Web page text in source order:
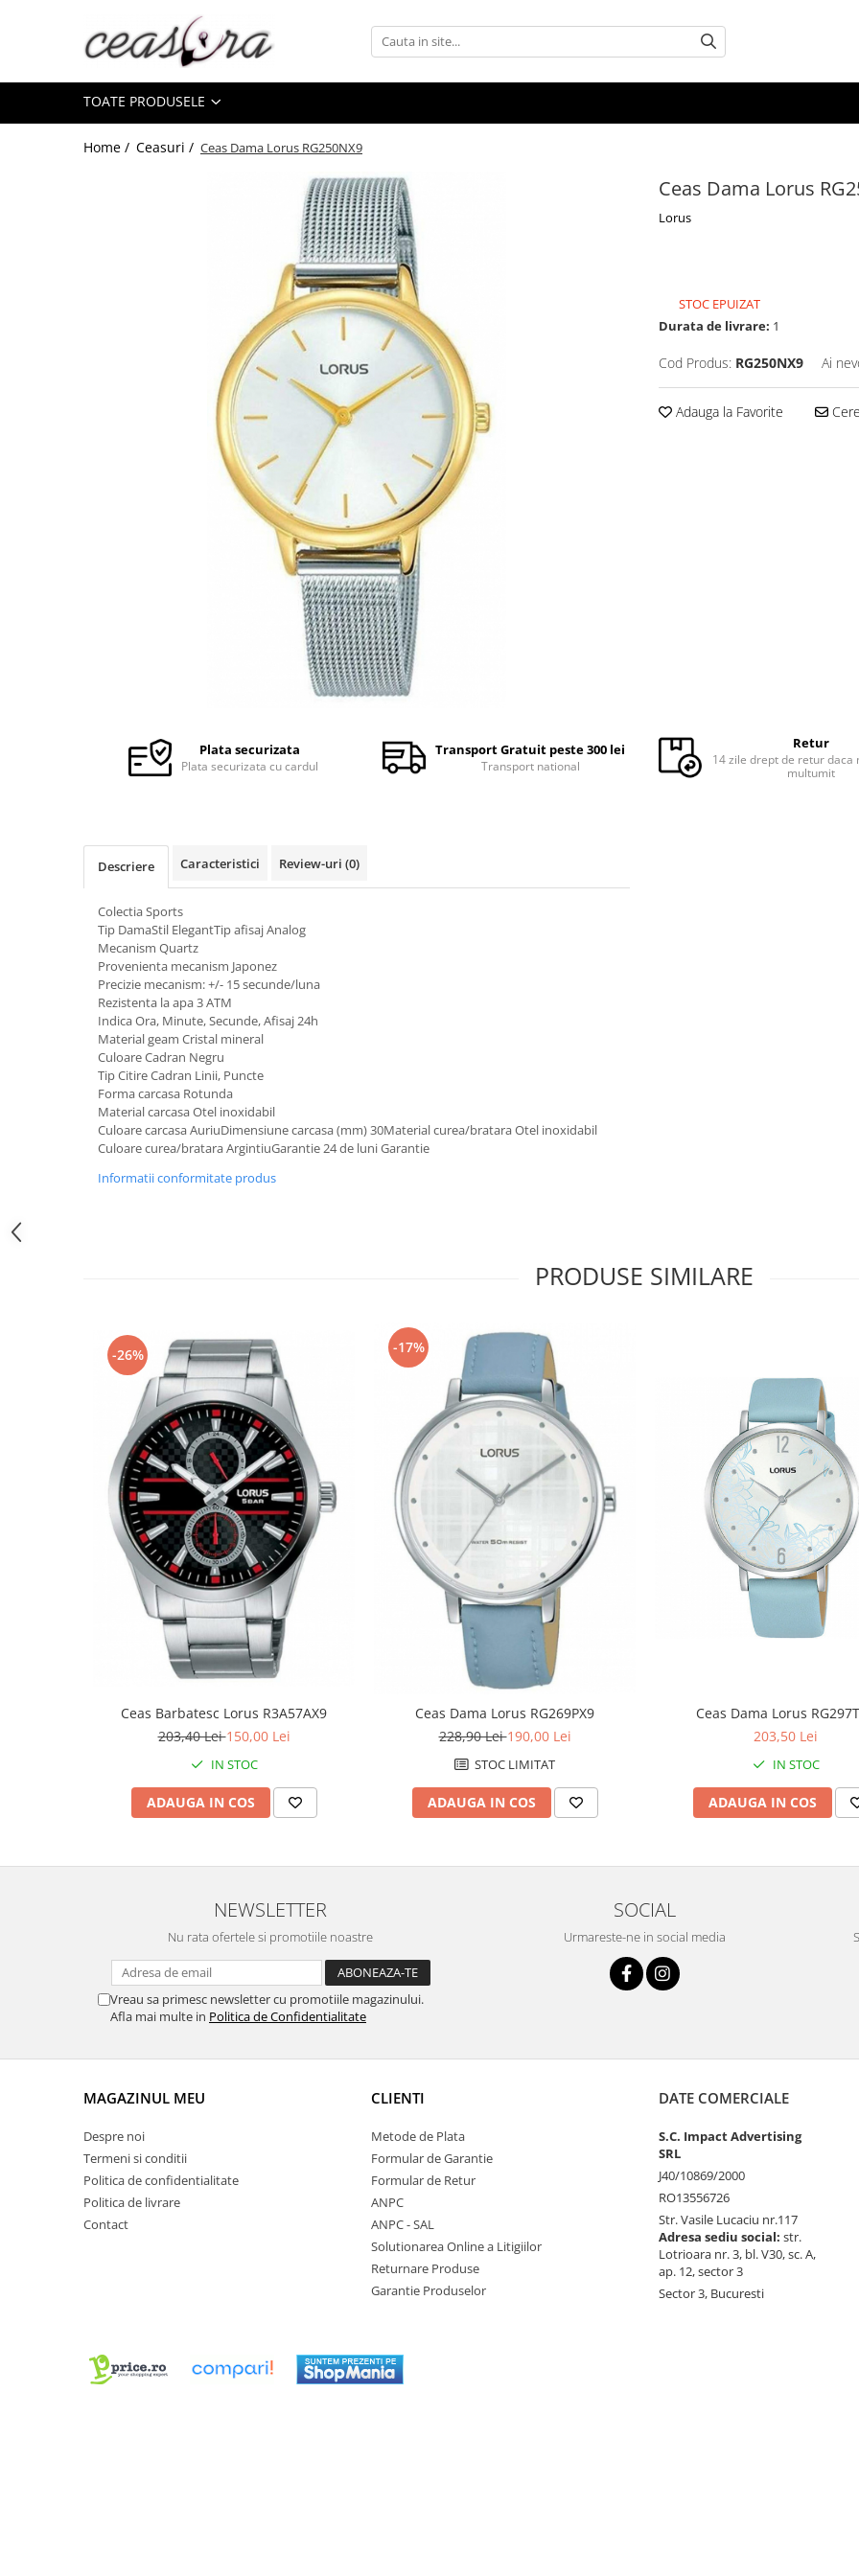
Toate Produsele
AA, AAA, 9V
Accesorii baterii
Curele Casio
Curele cauciuc
Curele Garmin
Curele metalice
Curele militare
Curele Samsung Watch
Curele textile
Handmade / Bijutieri
Ciocane Miniatura
Dispozitive Bratari
Mandrine si Burghie
Modelarea Metalului
Nicovale si Suporti
Turnare, Lipire, Finisare
PROMOTII Curele Apple Watch
PROMOTII Curele Garmin
PROMOTII Scule Bijutier
PROMOTII Scule Ceasornicar
Scule si Accesorii Ceasuri
Curatare si Intretinere
Lupe, Dispozitive Optice
Mecanisme Ceas
Scule Speciale
Suporti de Lucru
Truse / Kituri Ceasornicar
TOATE PRODUSELE
Home / Ceasuri / Ceas Dama Lorus RG250NX9
Ceas Dama Lorus
Lorus
STOC EPUIZAT
Durata de livrare: 1
Cod Produs: RG250NX9 Ai
Adauga la Favorite
Plata securizata
Plata securizata cu cardul
Transport Gratuit peste 300 lei
Transport national
Retur
14 zile drept de retur daca
multumit
Descriere Caracteristici Review-uri (0)
Colectia Sports
Tip DamaStil ElegantTip afisaj Analog
Mecanism Quartz
Provenienta mecanism Japonez
Precizie mecanism: +/- 15 secunde/luna
Rezistenta la apa 3 ATM
Indica Ora, Minute, Secunde, Afisaj 24h
Material geam Cristal mineral
Culoare Cadran Negru
Tip Citire Cadran Linii, Puncte
Forma carcasa Rotunda
Material carcasa Otel inoxidabil
Culoare carcasa AuriuDimensiune carcasa (mm) 30Material curea/bratara Otel inoxidabil
Culoare curea/bratara ArgintiuGarantie 24 de luni Garantie
Informatii conformitate produs
PRODUSE SIMILARE
-26%
Ceas Barbatesc Lorus R3A57AX9
203,40 Lei150,00 Lei
IN STOC
ADAUGA IN COS
-17%
Ceas Dama Lorus RG269PX9
228,90 Lei190,00 Lei
STOC LIMITAT
ADAUGA IN COS
Ceas Dama Lorus
203,50 Lei
IN STOC
ADAUGA IN COS
NEWSLETTER
Nu rata ofertele si promotiile noastre
Vreau sa primesc newsletter cu promotiile magazinului.
Afla mai multe in Politica de Confidentialitate
SOCIAL
Urmareste-ne in social media
MAGAZINUL MEU
Despre noi
Termeni si conditii
Politica de confidentialitate
Politica de livrare
Contact
CLIENTI
Metode de Plata
Formular de Garantie
Formular de Retur
ANPC
ANPC - SAL
Solutionarea Online a Litigiilor
Returnare Produse
Garantie Produselor
DATE COMERCIALE
S.C. Impact Advertising
SRL
J40/10869/2000
RO13556726
Str. Vasile Lucaciu nr.117
Adresa sediu social: str.
Lotrioara nr. 3, bl. V30, sc. A,
ap. 12, sector 3
Sector 3, Bucuresti